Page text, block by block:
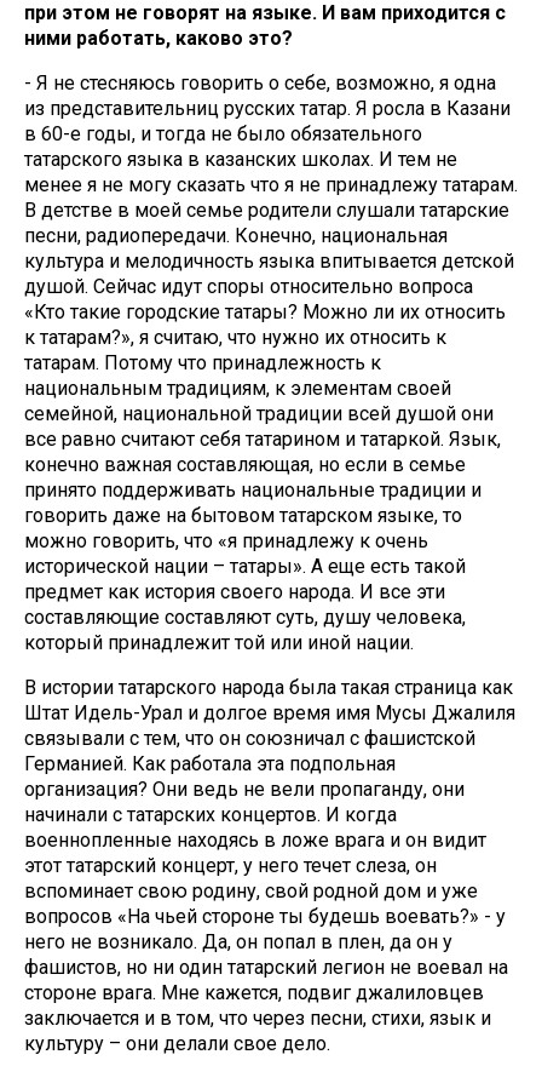
при этом не говорят на языке. И вам приходится с
ними работать, каково это?
- Я не стесняюсь говорить о себе, возможно, я одна
из представительниц русских татар. Я росла в Казани
в 60-е годы, и тогда не было обязательного
татарского языка в казанских школах. И тем не
менее я не могу сказать что я не принадлежу татарам.
В детстве в моей семье родители слушали татарские
песни, радиопередачи. Конечно, национальная
культура и мелодичность языка впитывается детской
душой. Сейчас идут споры относительно вопроса
«Кто такие городские татары? Можно ли их относить
к татарам?», я считаю, что нужно их относить к
татарам. Потому что принадлежность к
национальным традициям, к элементам своей
семейной, национальной традиции всей душой они
все равно считают себя татарином и татаркой. Язык,
конечно важная составляющая, но если в семье
принято поддерживать национальные традиции и
говорить даже на бытовом татарском языке, то
можно говорить, что «я принадлежу к очень
исторической нации – татары». А еще есть такой
предмет как история своего народа. И все эти
составляющие составляют суть, душу человека,
который принадлежит той или иной нации.
В истории татарского народа была такая страница как
Штат Идель-Урал и долгое время имя Мусы Джалиля
связывали с тем, что он союзничал с фашистской
Германией. Как работала эта подпольная
организация? Они ведь не вели пропаганду, они
начинали с татарских концертов. И когда
военнопленные находясь в ложе врага и он видит
этот татарский концерт, у него течет слеза, он
вспоминает свою родину, свой родной дом и уже
вопросов «На чьей стороне ты будешь воевать?» - у
него не возникало. Да, он попал в плен, да он у
фашистов, но ни один татарский легион не воевал на
стороне врага. Мне кажется, подвиг джалиловцев
заключается и в том, что через песни, стихи, язык и
культуру – они делали свое дело.